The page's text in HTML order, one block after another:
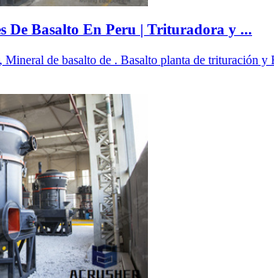
De Basalto En Peru | Trituradora y ...
Mineral de basalto de . Basalto planta de trituración